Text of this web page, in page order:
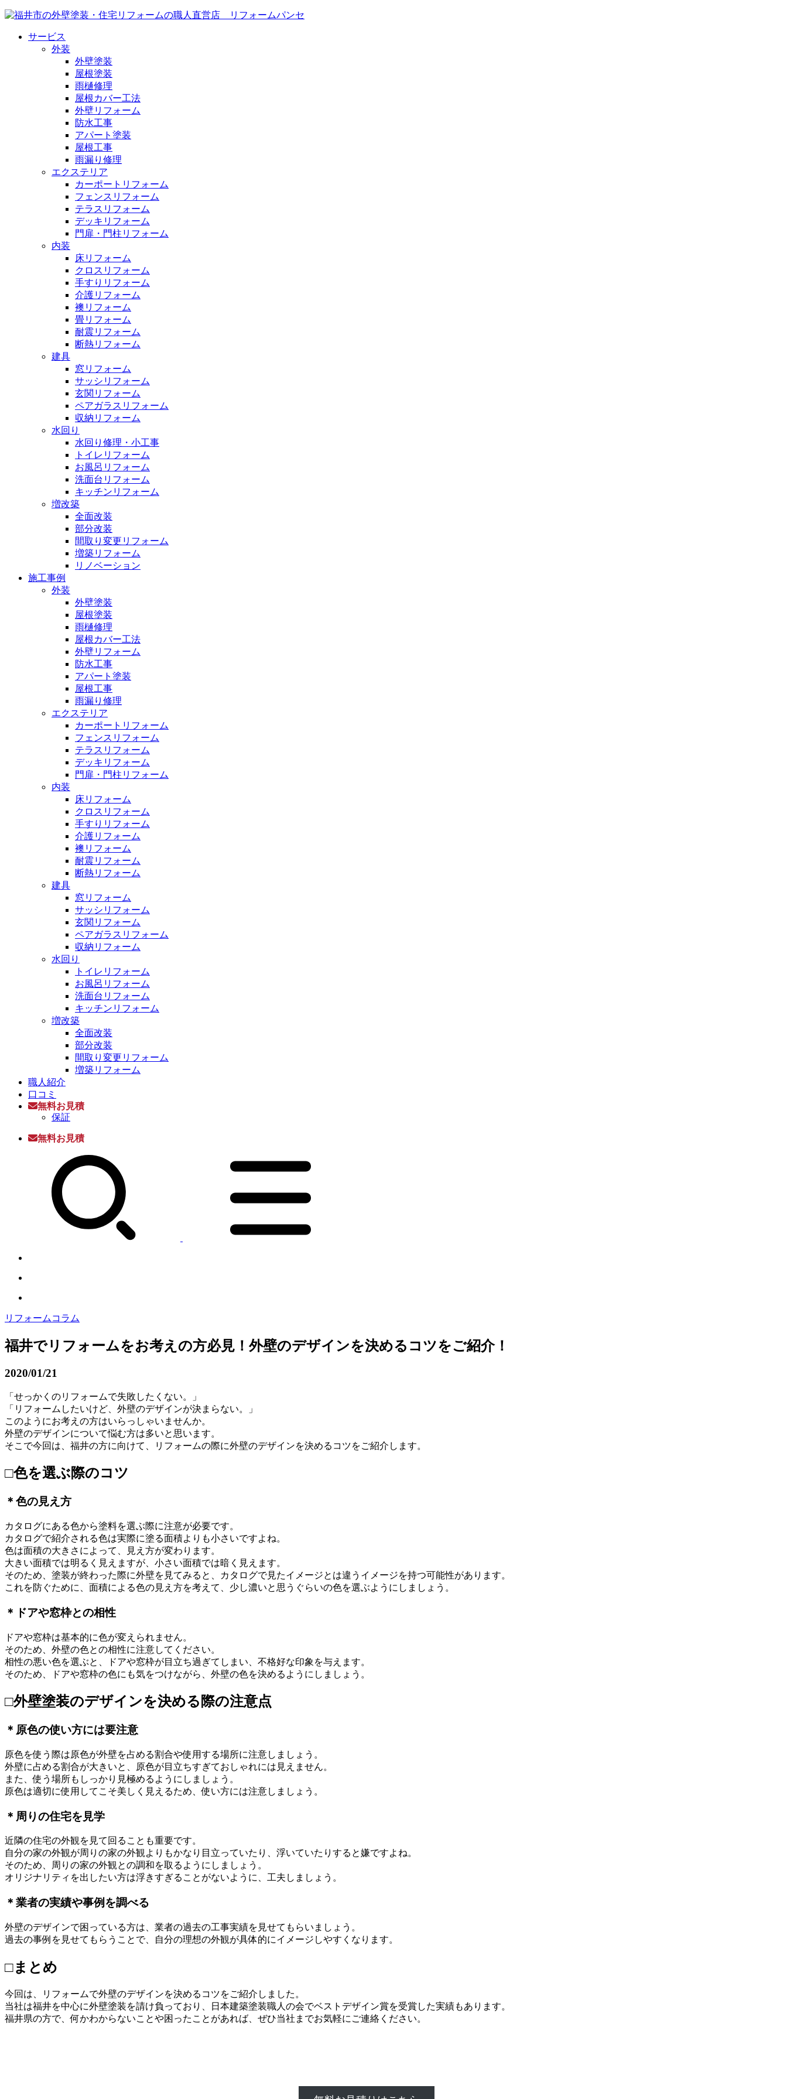
サービス
外装
外壁塗装
屋根塗装
雨樋修理
屋根カバー工法
外壁リフォーム
防水工事
アパート塗装
屋根工事
雨漏り修理
エクステリア
カーポートリフォーム
フェンスリフォーム
テラスリフォーム
デッキリフォーム
門扉・門柱リフォーム
内装
床リフォーム
クロスリフォーム
手すりリフォーム
介護リフォーム
襖リフォーム
畳リフォーム
耐震リフォーム
断熱リフォーム
建具
窓リフォーム
サッシリフォーム
玄関リフォーム
ペアガラスリフォーム
収納リフォーム
水回り
水回り修理・小工事
トイレリフォーム
お風呂リフォーム
洗面台リフォーム
キッチンリフォーム
増改築
全面改装
部分改装
間取り変更リフォーム
増築リフォーム
リノベーション
施工事例
外装
外壁塗装
屋根塗装
雨樋修理
屋根カバー工法
外壁リフォーム
防水工事
アパート塗装
屋根工事
雨漏り修理
エクステリア
カーポートリフォーム
フェンスリフォーム
テラスリフォーム
デッキリフォーム
門扉・門柱リフォーム
内装
床リフォーム
クロスリフォーム
手すりリフォーム
介護リフォーム
襖リフォーム
耐震リフォーム
断熱リフォーム
建具
窓リフォーム
サッシリフォーム
玄関リフォーム
ペアガラスリフォーム
収納リフォーム
水回り
トイレリフォーム
お風呂リフォーム
洗面台リフォーム
キッチンリフォーム
増改築
全面改装
部分改装
間取り変更リフォーム
増築リフォーム
職人紹介
口コミ
無料お見積
保証
無料お見積
リフォームコラム
福井でリフォームをお考えの方必見！外壁のデザインを決めるコツをご紹介！
2020/01/21
「せっかくのリフォームで失敗したくない。」
「リフォームしたいけど、外壁のデザインが決まらない。」
このようにお考えの方はいらっしゃいませんか。
外壁のデザインについて悩む方は多いと思います。
そこで今回は、福井の方に向けて、リフォームの際に外壁のデザインを決めるコツをご紹介します。
□色を選ぶ際のコツ
＊色の見え方
カタログにある色から塗料を選ぶ際に注意が必要です。
カタログで紹介される色は実際に塗る面積よりも小さいですよね。
色は面積の大きさによって、見え方が変わります。
大きい面積では明るく見えますが、小さい面積では暗く見えます。
そのため、塗装が終わった際に外壁を見てみると、カタログで見たイメージとは違うイメージを持つ可能性があります。
これを防ぐために、面積による色の見え方を考えて、少し濃いと思うぐらいの色を選ぶようにしましょう。
＊ドアや窓枠との相性
ドアや窓枠は基本的に色が変えられません。
そのため、外壁の色との相性に注意してください。
相性の悪い色を選ぶと、ドアや窓枠が目立ち過ぎてしまい、不格好な印象を与えます。
そのため、ドアや窓枠の色にも気をつけながら、外壁の色を決めるようにしましょう。
□外壁塗装のデザインを決める際の注意点
＊原色の使い方には要注意
原色を使う際は原色が外壁を占める割合や使用する場所に注意しましょう。
外壁に占める割合が大きいと、原色が目立ちすぎておしゃれには見えません。
また、使う場所もしっかり見極めるようにしましょう。
原色は適切に使用してこそ美しく見えるため、使い方には注意しましょう。
＊周りの住宅を見学
近隣の住宅の外観を見て回ることも重要です。
自分の家の外観が周りの家の外観よりもかなり目立っていたり、浮いていたりすると嫌ですよね。
そのため、周りの家の外観との調和を取るようにしましょう。
オリジナリティを出したい方は浮きすぎることがないように、工夫しましょう。
＊業者の実績や事例を調べる
外壁のデザインで困っている方は、業者の過去の工事実績を見せてもらいましょう。
過去の事例を見せてもらうことで、自分の理想の外観が具体的にイメージしやすくなります。
□まとめ
今回は、リフォームで外壁のデザインを決めるコツをご紹介しました。
当社は福井を中心に外壁塗装を請け負っており、日本建築塗装職人の会でベストデザイン賞を受賞した実績もあります。
福井県の方で、何かわからないことや困ったことがあれば、ぜひ当社までお気軽にご連絡ください。